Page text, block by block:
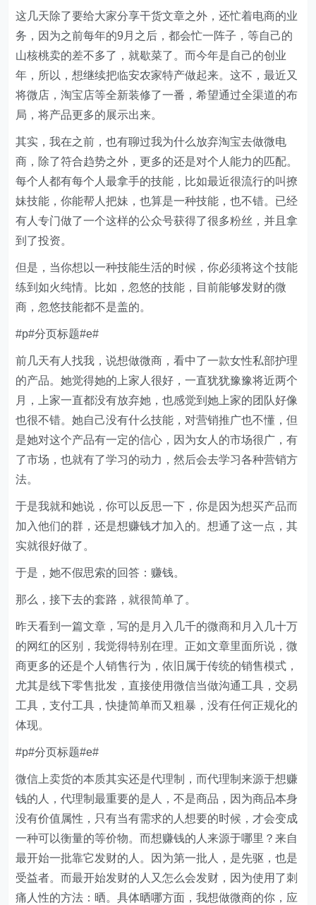
这几天除了要给大家分享干货文章之外，还忙着电商的业
务，因为之前每年的9月之后，都会忙一阵子，等自己的
山核桃卖的差不多了，就歇菜了。而今年是自己的创业
年，所以，想继续把临安农家特产做起来。这不，最近又
将微店，淘宝店等全新装修了一番，希望通过全渠道的布
局，将产品更多的展示出来。
其实，我在之前，也有聊过我为什么放弃淘宝去做微电
商，除了符合趋势之外，更多的还是对个人能力的匹配。
每个人都有每个人最拿手的技能，比如最近很流行的叫撩
妹技能，你能帮人把妹，也算是一种技能，也不错。已经
有人专门做了一个这样的公众号获得了很多粉丝，并且拿
到了投资。
但是，当你想以一种技能生活的时候，你必须将这个技能
练到如火纯情。比如，忽悠的技能，目前能够发财的微
商，忽悠技能都不是盖的。
#p#分页标题#e#
前几天有人找我，说想做微商，看中了一款女性私部护理
的产品。她觉得她的上家人很好，一直犹犹豫豫将近两个
月，上家一直都没有放弃她，也感觉到她上家的团队好像
也很不错。她自己没有什么技能，对营销推广也不懂，但
是她对这个产品有一定的信心，因为女人的市场很广，有
了市场，也就有了学习的动力，然后会去学习各种营销方
法。
于是我就和她说，你可以反思一下，你是因为想买产品而
加入他们的群，还是想赚钱才加入的。想通了这一点，其
实就很好做了。
于是，她不假思索的回答：赚钱。
那么，接下去的套路，就很简单了。
昨天看到一篇文章，写的是月入几千的微商和月入几十万
的网红的区别，我觉得特别在理。正如文章里面所说，微
商更多的还是个人销售行为，依旧属于传统的销售模式，
尤其是线下零售批发，直接使用微信当做沟通工具，交易
工具，支付工具，快捷简单而又粗暴，没有任何正规化的
体现。
#p#分页标题#e#
微信上卖货的本质其实还是代理制，而代理制来源于想赚
钱的人，代理制最重要的是人，不是商品，因为商品本身
没有价值属性，只有当有需求的人想要的时候，才会变成
一种可以衡量的等价物。而想赚钱的人来源于哪里？来自
最开始一批靠它发财的人。因为第一批人，是先驱，也是
受益者。而最开始发财的人又怎么会发财，因为使用了刺
痛人性的方法：晒。具体晒哪方面，我想做微商的你，应